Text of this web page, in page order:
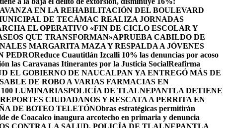
EN LA REHABILITACIÓN DEL BOULEVARD
DE TECÁMAC REALIZA JORNADAS
EL OPERATIVO «FIN DE CICLO ESCOLAR Y
QUE TRANSFORMAN»APRUEBA CABILDO DE
MARGARITA MAZA Y RESPALDA A JÓVENES
PEDROReduce Cuautitlán Izcalli 10% las denuncias por acoso
las Caravanas Itinerantes por la Justicia SocialReafirma
EL GOBIERNO DE NAUCALPAN YA ENTREGÓ MÁS DE
DE ROBO A VARIAS FARMACIAS EN
LUMINARIASPOLICÍA DE TLALNEPANTLA DETIENE
CIUDADANOS Y RESCATA A PERRITA EN
DE BOTEO TELETÓNObras estratégicas permitirán
de Coacalco inaugura arcotecho en primaria y denuncia
CONTRA LA SALUD, POLICÍA DE TLALNEPANTLA